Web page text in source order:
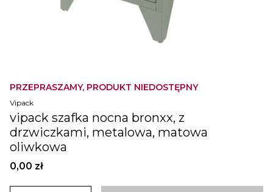
PRZEPRASZAMY, PRODUKT NIEDOSTĘPNY
Vipack
vipack szafka nocna bronxx, z
drzwiczkami, metalowa, matowa
oliwkowa
0,00 zł